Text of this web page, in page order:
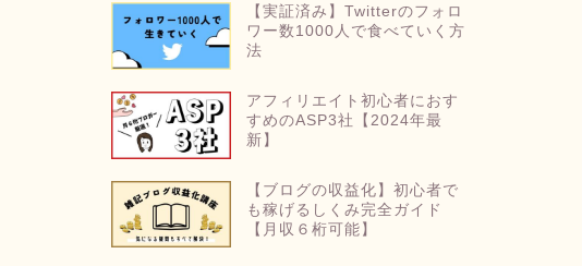
【実証済み】Twitterのフォロ
ワー数1000人で食べていく方
法
アフィリエイト初心者におす
すめのASP3社【2024年最
新】
【ブログの収益化】初心者で
も稼げるしくみ完全ガイド
【月収６桁可能】